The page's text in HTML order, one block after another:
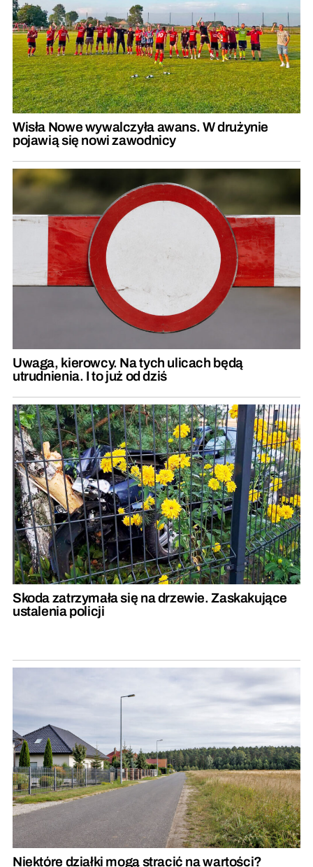
Wisła Nowe wywalczyła awans. W drużynie
pojawią się nowi zawodnicy
Uwaga, kierowcy. Na tych ulicach będą
utrudnienia. I to już od dziś
Skoda zatrzymała się na drzewie. Zaskakujące
ustalenia policji
Niektóre działki mogą stracić na wartości?